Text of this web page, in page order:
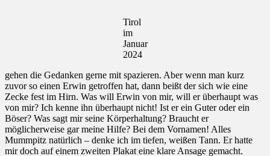
Tirol
im
Januar
2024
gehen die Gedanken gerne mit spazieren. Aber wenn man kurz
zuvor so einen Erwin getroffen hat, dann beißt der sich wie eine
Zecke fest im Hirn. Was will Erwin von mir, will er überhaupt was
von mir? Ich kenne ihn überhaupt nicht! Ist er ein Guter oder ein
Böser? Was sagt mir seine Körperhaltung? Braucht er
möglicherweise gar meine Hilfe? Bei dem Vornamen! Alles
Mummpitz natürlich – denke ich im tiefen, weißen Tann. Er hatte
mir doch auf einem zweiten Plakat eine klare Ansage gemacht.